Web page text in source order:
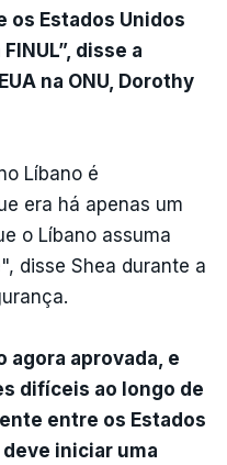
os Estados Unidos
disse a
na ONU, Dorothy
Líbano é
era há apenas um
o Líbano assuma
disse Shea durante a
agora aprovada, e
difíceis ao longo de
entre os Estados
deve iniciar uma